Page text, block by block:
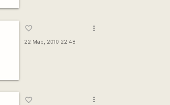
favorite_border
22 Мар, 2010 22:48
more_vert
favorite_border more_vert